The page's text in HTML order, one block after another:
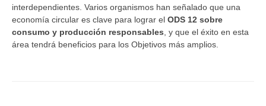
interdependientes. Varios organismos han señalado que una
economía circular es clave para lograr el ODS 12 sobre
consumo y producción responsables , y que el éxito en esta
área tendrá beneficios para los Objetivos más amplios.